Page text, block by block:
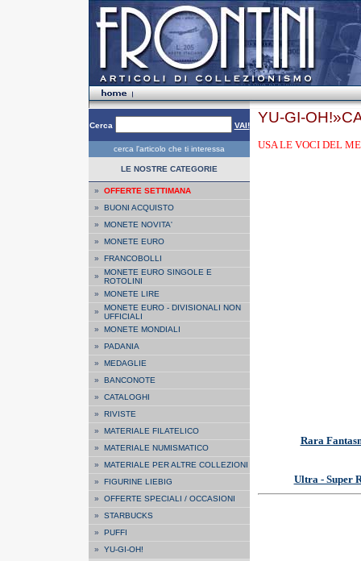
Cerca VAI!
cerca l'articolo che ti interessa
LE NOSTRE CATEGORIE
» OFFERTE SETTIMANA
» BUONI ACQUISTO
» MONETE NOVITA'
» MONETE EURO
» FRANCOBOLLI
» MONETE EURO SINGOLE E
ROTOLINI
» MONETE LIRE
» MONETE EURO - DIVISIONALI NON
UFFICIALI
» MONETE MONDIALI
» PADANIA
» MEDAGLIE
» BANCONOTE
» CATALOGHI
» RIVISTE
» MATERIALE FILATELICO
» MATERIALE NUMISMATICO
» MATERIALE PER ALTRE COLLEZIONI
» FIGURINE LIEBIG
» OFFERTE SPECIALI / OCCASIONI
» STARBUCKS
» PUFFI
» YU-GI-OH!
YU-GI-
USA LE VOCI DEL
Rara
Ultra - Super